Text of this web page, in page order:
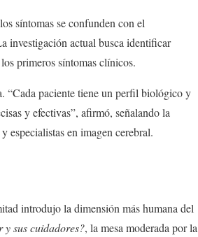
síntomas se confunden con el
investigación actual busca identificar
primeros síntomas clínicos.
“Cada paciente tiene un perfil biológico y
y efectivas”, afirmó, señalando la
especialistas en imagen cerebral.
introdujo la dimensión más humana del
y sus cuidadores?, la mesa moderada por la